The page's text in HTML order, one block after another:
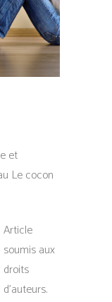
et
Le cocon
Article
soumis aux
droits
d’auteurs.